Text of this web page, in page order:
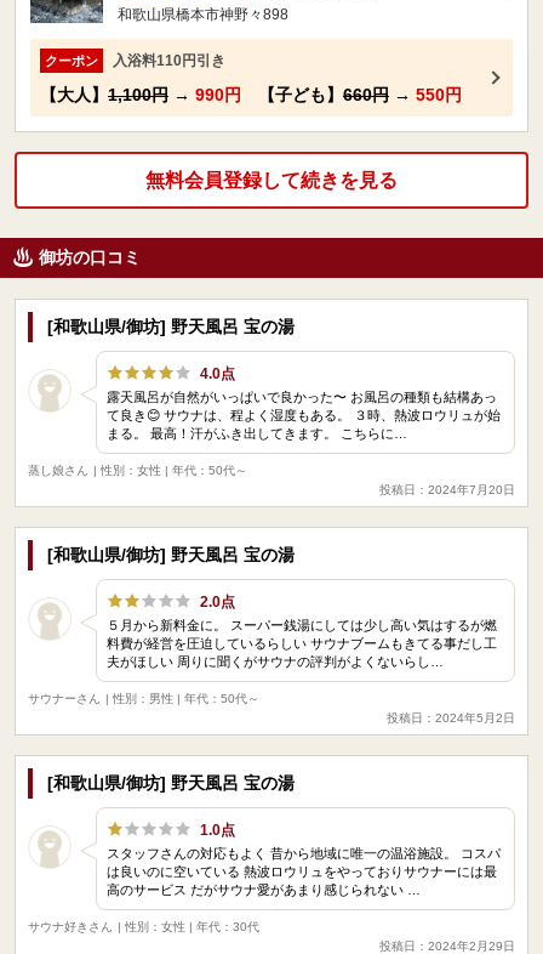
和歌山県橋本市神野々898
クーポン 入浴料110円引き
【大人】 1,100円 → 990円 【子ども】 660円 → 550円
無料会員登録して続きを見る
御坊の口コミ
[和歌山県/御坊] 野天風呂 宝の湯
4.0点
露天風呂が自然がいっぱいで良かった〜 お風呂の種類も結構あっ
て良き😊 サウナは、程よく湿度もある。 ３時、熱波ロウリュが始
まる。 最高！汗がふき出してきます。 こちらに…
蒸し娘さん
| 性別：女性 | 年代：50代～
投稿日：2024年7月20日
[和歌山県/御坊] 野天風呂 宝の湯
2.0点
５月から新料金に。 スーパー銭湯にしては少し高い気はするが燃
料費が経営を圧迫しているらしい サウナブームもきてる事だし工
夫がほしい 周りに聞くがサウナの評判がよくないらし…
サウナーさん
| 性別：男性 | 年代：50代～
投稿日：2024年5月2日
[和歌山県/御坊] 野天風呂 宝の湯
1.0点
スタッフさんの対応もよく 昔から地域に唯一の温浴施設。 コスパ
は良いのに空いている 熱波ロウリュをやっておりサウナーには最
高のサービス だがサウナ愛があまり感じられない …
サウナ好きさん
| 性別：女性 | 年代：30代
投稿日：2024年2月29日